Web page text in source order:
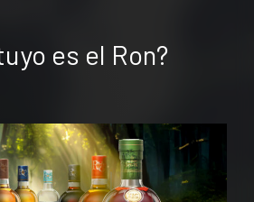
es el Ron?